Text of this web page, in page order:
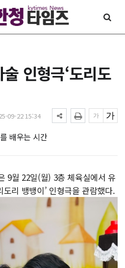
인형극‘도리도
09-22 15:34
배우는 시간
9월 22일(월) 3층 체육실에서 유
리 뱅뱅이’ 인형극을 관람했다.